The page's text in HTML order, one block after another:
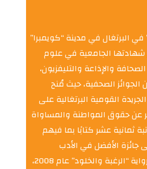
البرتغال في مدينة “كويمبرا”
على شهادتها الجامعية في علوم
والإذاعة والتليفزيون،
الصحفية، حيث مُنح
القومية البرتغالية على
2007 للتعبير عن حقوق المواطنة والمساواة
ثمانية عشر كتابًا بما فيهم
جائزة الأفضل في الأدب
البرتغالي عام 1997، ورواية “الرغبة والخلود” عام 2008،